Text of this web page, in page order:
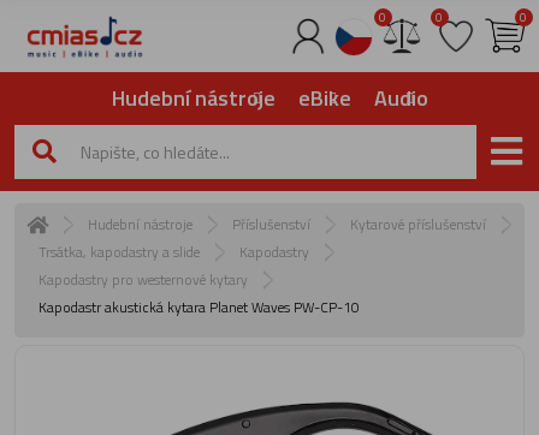
0 0 0
Hudební nástroje eBike Audio
Hudební nástroje Příslušenství
Kytarové příslušenství
Trsátka, kapodastry a slide
Kapodastry
Kapodastry pro westernové kytary
Kapodastr akustická kytara Planet Waves PW-CP-10